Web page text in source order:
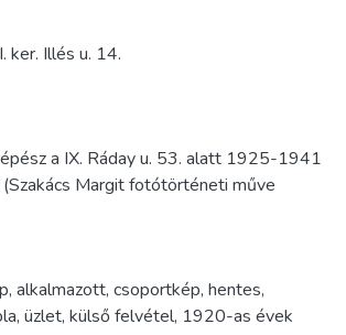
ker. Illés u. 14.
a IX. Ráday u. 53. alatt 1925-1941
Margit fotótörténeti műve
, alkalmazott, csoportkép, hentes,
, üzlet, külső felvétel, 1920-as évek